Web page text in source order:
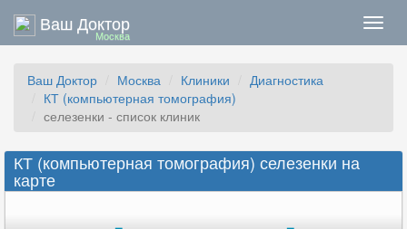
Ваш Доктор
Москва
Ваш Доктор Москва Клиники
Диагностика
КТ (компьютерная томография)
селезенки - список клиник
КТ (компьютерная томография) селезенки на
карте